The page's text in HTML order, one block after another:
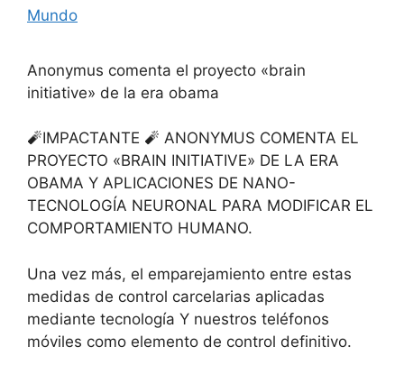
Mundo
Anonymus comenta el proyecto «brain
initiative» de la era obama
🧨IMPACTANTE 🧨 ANONYMUS COMENTA EL
PROYECTO «BRAIN INITIATIVE» DE LA ERA
OBAMA Y APLICACIONES DE NANO-
TECNOLOGÍA NEURONAL PARA MODIFICAR EL
COMPORTAMIENTO HUMANO.
Una vez más, el emparejamiento entre estas
medidas de control carcelarias aplicadas
mediante tecnología Y nuestros teléfonos
móviles como elemento de control definitivo.